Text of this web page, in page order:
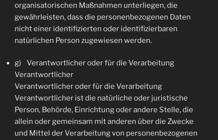
organisatorischen Maßnahmen unterliegen, die
gewährleisten, dass die personenbezogenen Daten
nicht einer identifizierten oder identifizierbaren
natürlichen Person zugewiesen werden.
g) Verantwortlicher oder für die Verarbeitung
Verantwortlicher
Verantwortlicher oder für die Verarbeitung
Verantwortlicher ist die natürliche oder juristische
Person, Behörde, Einrichtung oder andere Stelle, die
allein oder gemeinsam mit anderen über die Zwecke
und Mittel der Verarbeitung von personenbezogenen